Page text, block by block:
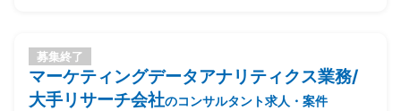
募集終了
マーケティングデータアナリティクス業務/
大手リサーチ会社のコンサルタント求人・案件